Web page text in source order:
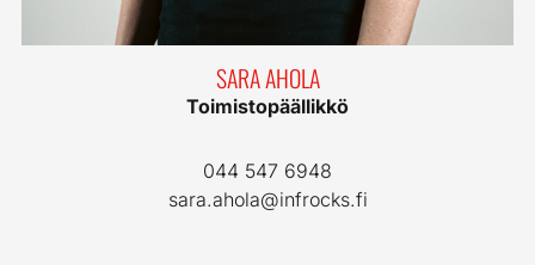
SARA AHOLA
Toimistopäällikkö
044 547 6948
sara.ahola@infrocks.fi